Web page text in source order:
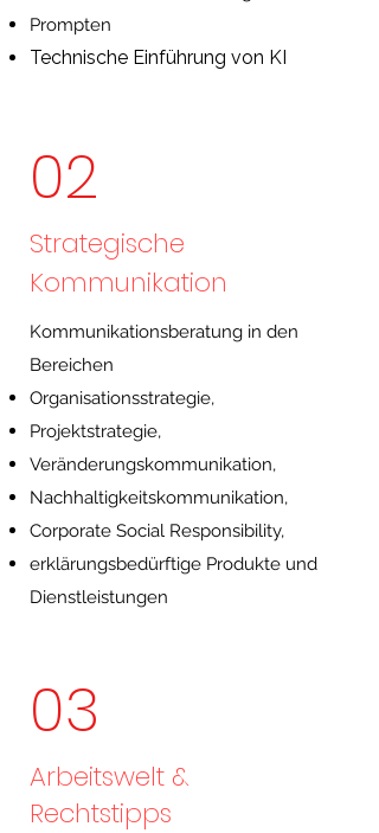
Prompten
Technische Einführung von KI
02
Strategische
Kommunikation
Kommunikationsberatung in den
Bereichen
Organisationsstrategie,
Projektstrategie,
Veränderungskommunikation,
Nachhaltigkeitskommunikation,
Corporate Social Responsibility,
erklärungsbedürftige Produkte und
Dienstleistungen
03
Arbeitswelt &
Rechtstipps